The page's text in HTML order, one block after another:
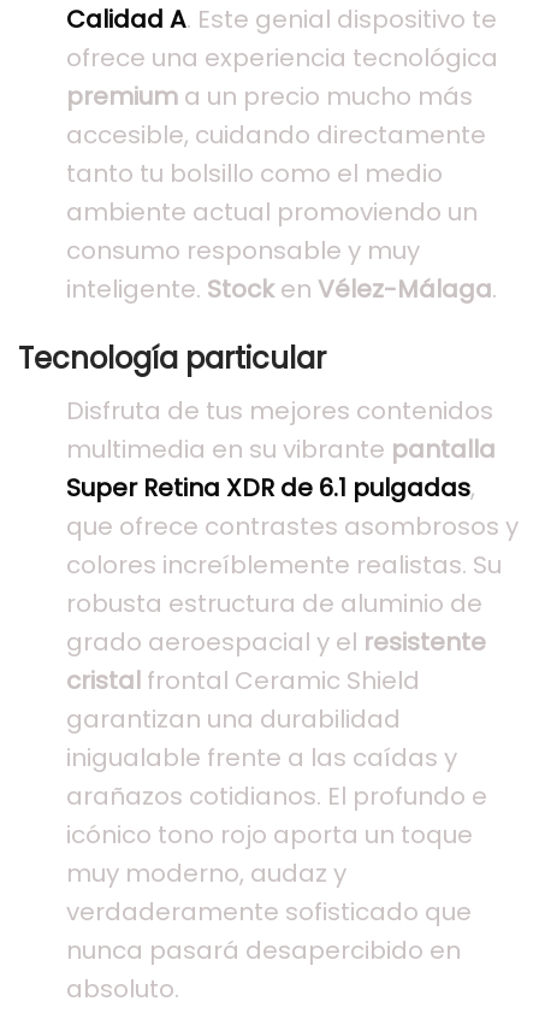
Calidad A. Este genial dispositivo te
ofrece una experiencia tecnológica
premium a un precio mucho más
accesible, cuidando directamente
tanto tu bolsillo como el medio
ambiente actual promoviendo un
consumo responsable y muy
inteligente. Stocken Vélez-Málaga.
Tecnología particular
Disfruta de tus mejores contenidos
multimedia en su vibrante pantalla
Super Retina XDR de 6.1 pulgadas,
que ofrece contrastes asombrosos y
colores increíblemente realistas. Su
robusta estructura de aluminio de
grado aeroespacial y el resistente
cristal frontal Ceramic Shield
garantizan una durabilidad
inigualable frente a las caídas y
arañazos cotidianos. El profundo e
icónico tono rojo aporta un toque
muy moderno, audaz y
verdaderamente sofisticado que
nunca pasará desapercibido en
absoluto.